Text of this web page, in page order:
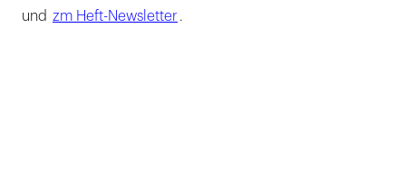
und zm Heft-Newsletter .